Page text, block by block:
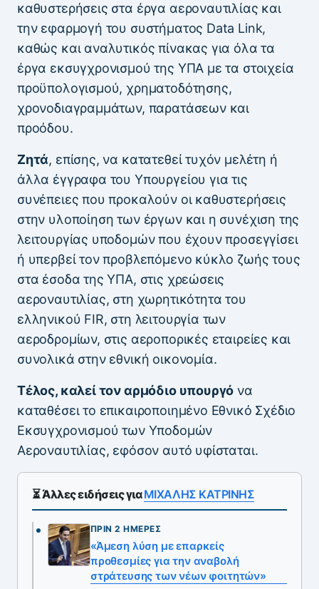
καθυστερήσεις στα έργα αεροναυτιλίας και
την εφαρμογή του συστήματος Data Link,
καθώς και αναλυτικός πίνακας για όλα τα
έργα εκσυγχρονισμού της ΥΠΑ με τα στοιχεία
προϋπολογισμού, χρηματοδότησης,
χρονοδιαγραμμάτων, παρατάσεων και
προόδου.
Ζητά, επίσης, να κατατεθεί τυχόν μελέτη ή
άλλα έγγραφα του Υπουργείου για τις
συνέπειες που προκαλούν οι καθυστερήσεις
στην υλοποίηση των έργων και η συνέχιση της
λειτουργίας υποδομών που έχουν προσεγγίσει
ή υπερβεί τον προβλεπόμενο κύκλο ζωής τους
στα έσοδα της ΥΠΑ, στις χρεώσεις
αεροναυτιλίας, στη χωρητικότητα του
ελληνικού FIR, στη λειτουργία των
αεροδρομίων, στις αεροπορικές εταιρείες και
συνολικά στην εθνική οικονομία.
Τέλος, καλεί τον αρμόδιο υπουργό να
καταθέσει το επικαιροποιημένο Εθνικό Σχέδιο
Εκσυγχρονισμού των Υποδομών
Αεροναυτιλίας, εφόσον αυτό υφίσταται.
⏳ Άλλες ειδήσεις γιαΜΙΧΑΛΗΣ ΚΑΤΡΙΝΗΣ
ΠΡΙΝ 2 ΗΜΈΡΕΣ
«Άμεση λύση με επαρκείς
προθεσμίες για την αναβολή
στράτευσης των νέων φοιτητών»